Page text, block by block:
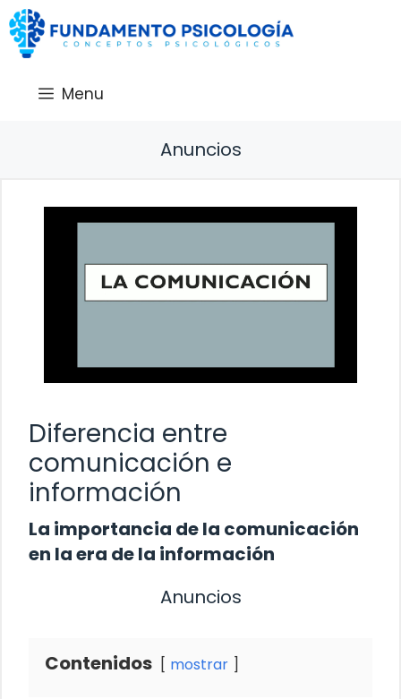
Saltar
al
contenido
Menu
Anuncios
Diferencia entre
comunicación e
información
La importancia de la comunicación
en la era de la información
Anuncios
Contenidos mostrar